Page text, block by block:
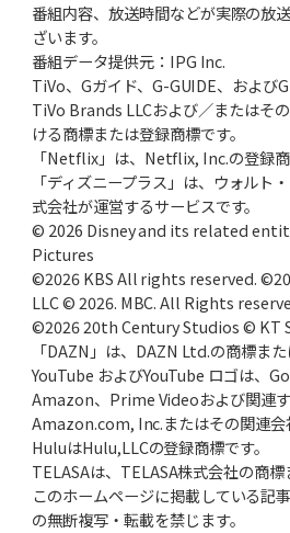
番組内容、放送時間などが実際の放
ざいます。
番組データ提供元：IPG Inc.
TiVo、Gガイド、G-GUIDE、および
TiVo Brands LLCおよび／またはそ
ける商標または登録商標です。
「Netflix」は、Netflix, Inc.の登録商
「ディズニープラス」は、ウォルト
式会社が運営するサービスです。
© 2026 Disney and its related
Pictures
©2026 KBS All rights reserved.
LLC © 2026. MBC. All Rights
©2026 20th Century Studios © KT
「DAZN」は、DAZN Ltd.の商標また
YouTube およびYouTube ロゴは、
Amazon、Prime Videoおよび関連
Amazon.com, Inc.またはその関連会
HuluはHulu,LLCの登録商標です。
TELASAは、TELASA株式会社の商標
このホームページに掲載している記
の無断複写・転載を禁じます。